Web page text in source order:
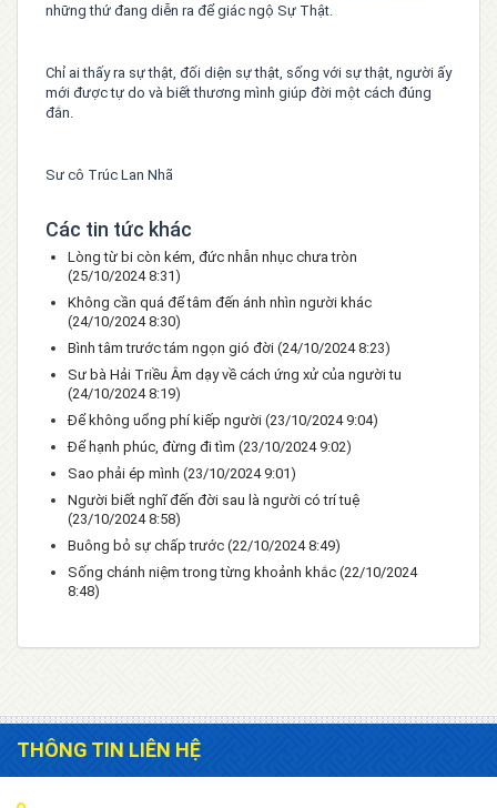
những thứ đang diễn ra để giác ngộ Sự Thật.
Chỉ ai thấy ra sự thật, đối diện sự thật, sống với sự thật, người ấy
mới được tự do và biết thương mình giúp đời một cách đúng
đắn.
Sư cô Trúc Lan Nhã
Các tin tức khác
Lòng từ bi còn kém, đức nhẫn nhục chưa tròn
(25/10/2024 8:31)
Không cần quá để tâm đến ánh nhìn người khác
(24/10/2024 8:30)
Bình tâm trước tám ngọn gió đời (24/10/2024 8:23)
Sư bà Hải Triều Âm dạy về cách ứng xử của người tu
(24/10/2024 8:19)
Để không uổng phí kiếp người (23/10/2024 9:04)
Để hạnh phúc, đừng đi tìm (23/10/2024 9:02)
Sao phải ép mình (23/10/2024 9:01)
Người biết nghĩ đến đời sau là người có trí tuệ
(23/10/2024 8:58)
Buông bỏ sự chấp trước (22/10/2024 8:49)
Sống chánh niệm trong từng khoảnh khắc (22/10/2024
8:48)
THÔNG TIN LIÊN HỆ